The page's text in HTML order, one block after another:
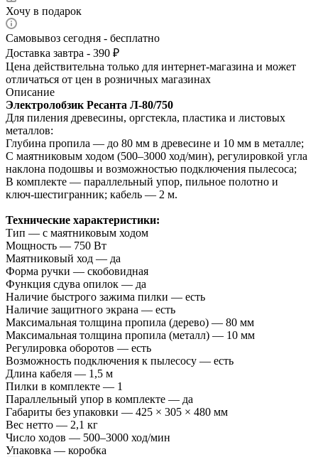
Хочу в подарок
Самовывоз сегодня - бесплатно
Доставка завтра - 390 ₽
Цена действительна только для интернет-магазина и может
отличаться от цен в розничных магазинах
Описание
Электролобзик Ресанта Л‑80/750
Для пиления древесины, оргстекла, пластика и листовых
металлов:
Глубина пропила — до 80 мм в древесине и 10 мм в металле;
С маятниковым ходом (500–3000 ход/мин), регулировкой угла
наклона подошвы и возможностью подключения пылесоса;
В комплекте — параллельный упор, пильное полотно и
ключ‑шестигранник; кабель — 2 м.
Технические характеристики:
Тип — с маятниковым ходом
Мощность — 750 Вт
Маятниковый ход — да
Форма ручки — скобовидная
Функция сдува опилок — да
Наличие быстрого зажима пилки — есть
Наличие защитного экрана — есть
Максимальная толщина пропила (дерево) — 80 мм
Максимальная толщина пропила (металл) — 10 мм
Регулировка оборотов — есть
Возможность подключения к пылесосу — есть
Длина кабеля — 1,5 м
Пилки в комплекте — 1
Параллельный упор в комплекте — да
Габариты без упаковки — 425 × 305 × 480 мм
Вес нетто — 2,1 кг
Число ходов — 500–3000 ход/мин
Упаковка — коробка